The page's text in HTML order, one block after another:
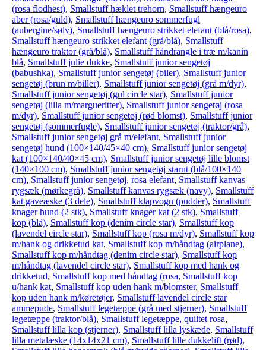
(rosa flodhest), Smallstuff hæklet trehorn, Smallstuff hængeuro
aber (rosa/guld), Smallstuff hængeuro sommerfugl
(aubergine/sølv), Smallstuff hængeuro strikket elefant (blå/rosa),
Smallstuff hængeuro strikket elefant (grå/blå), Smallstuff
hængeuro traktor (grå/blå), Smallstuff håndrangle i træ m/kanin
blå, Smallstuff julie dukke, Smallstuff junior sengetøj
(babushka), Smallstuff junior sengetøj (biler), Smallstuff junior
sengetøj (brun m/biller), Smallstuff junior sengetøj (grå m/dyr),
Smallstuff junior sengetøj (gul circle star), Smallstuff junior
sengetøj (lilla m/margueritter), Smallstuff junior sengetøj (rosa
m/dyr), Smallstuff junior sengetøj (rød blomst), Smallstuff junior
sengetøj (sommerfugle), Smallstuff junior sengetøj (traktor/grå),
Smallstuff junior sengetøj grå m/elefant, Smallstuff junior
sengetøj hund (100×140/45×40 cm), Smallstuff junior sengetøj
kat (100×140/40×45 cm), Smallstuff junior sengetøj lille blomst
(140×100 cm), Smallstuff junior sengetøj starut (blå/100×140
cm), Smallstuff junior sengetøj, rosa elefant, Smallstuff kanvas
rygsæk (mørkegrå), Smallstuff kanvas rygsæk (navy), Smallstuff
kat gaveæske (3 dele), Smallstuff klapvogn (pudder), Smallstuff
knager hund (2 stk), Smallstuff knager kat (2 stk), Smallstuff
kop (blå), Smallstuff kop (denim circle star), Smallstuff kop
(lavendel circle star), Smallstuff kop (rosa m/dyr), Smallstuff kop
m/hank og drikketud kat, Smallstuff kop m/håndtag (airplane),
Smallstuff kop m/håndtag (denim circle star), Smallstuff kop
m/håndtag (lavendel circle star), Smallstuff kop med hank og
drikketud, Smallstuff kop med håndtag (rosa, Smallstuff kop
u/hank kat, Smallstuff kop uden hank m/blomster, Smallstuff
kop uden hank m/køretøjer, Smallstuff lavendel circle star
ammepude, Smallstuff legetæppe (grå med stjerner), Smallstuff
legetæppe (traktor/blå), Smallstuff legetæppe, quiltet rosa,
Smallstuff lilla kop (stjerner), Smallstuff lilla lyskæde, Smallstuff
lilla metalæske (14x14x21 cm), Smallstuff lille dukkelift (rød),